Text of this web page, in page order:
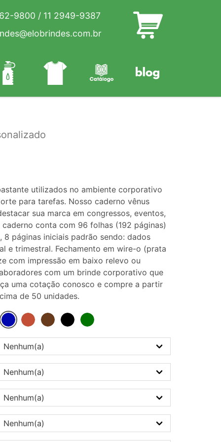
9800 / 11 2949-9387
utilizados no ambiente corporativo
para tarefas. Nosso caderno vênus
sua marca em congressos, eventos,
conta com 96 folhas (192 páginas)
páginas iniciais padrão sendo: dados
e trimestral. Fechamento em wire-o (prata
com impressão em baixo relevo ou
com um brinde corporativo que
uma cotação conosco e compre a partir
de 50 unidades.